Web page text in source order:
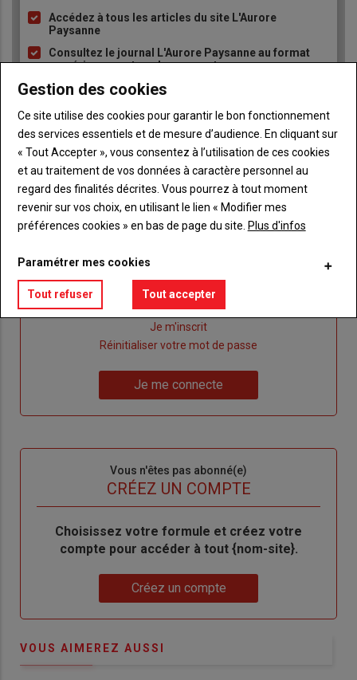
Liste
puce
Accédez à tous les articles du site L'Aurore
Paysanne
Consultez le journal L'Aurore Paysanne au format
numérique, sur tous les supports
Ne manquez aucune information grâce à la
Sous-
titre
Vous êtes abonné(e)
IDENTIFIEZ-VOUS
Body
Connectez-vous à votre compte pour profiter
de votre abonnement
Je m'inscrit
de
Réinitialiser votre mot de passe
me
Je me connecte
Vous n'êtes pas abonné(e)
CRÉEZ UN COMPTE
BodyChoisissez votre formule et créez votre
compte pour accéder à tout {nom-site}.
Créez un compte
VOUS AIMEREZ AUSSI
Gestion des cookies
Ce site utilise des cookies pour garantir le bon fonctionnement
des services essentiels et de mesure d’audience. En cliquant sur
« Tout Accepter », vous consentez à l’utilisation de ces cookies
et au traitement de vos données à caractère personnel au
regard des finalités décrites. Vous pourrez à tout moment
revenir sur vos choix, en utilisant le lien « Modifier mes
préférences cookies » en bas de page du site. Plus d'infos
Paramétrer mes cookies
Tout refuser Tout accepter